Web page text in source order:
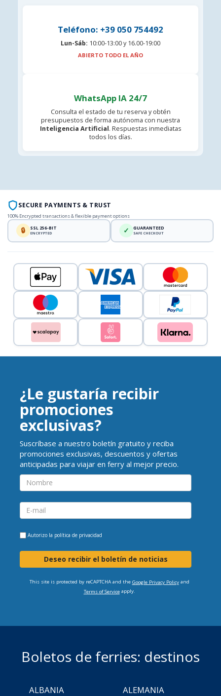
Teléfono: +39 050 754492
Lun-Sáb: 10:00-13:00 y 16.00-19:00
ABIERTO TODO EL AÑO
WhatsApp IA 24/7
Consulta el estado de tu reserva y obtén
presupuestos de forma autónoma con nuestra
Inteligencia Artificial. Respuestas inmediatas
todos los días.
SECURE PAYMENTS & TRUST
100% Encrypted transactions & flexible payment options
🔒 SSL 256-BIT
ENCRYPTED ✓ GUARANTEED
SAFE CHECKOUT
¿Le gustaría recibir
promociones
exclusivas?
Suscríbase a nuestro boletín gratuito y reciba
promociones exclusivas, descuentos y ofertas
anticipadas para viajar en ferry al mejor precio.
Autorizo la política de privacidad
Deseo recibir el boletín de noticias
This site is protected by reCAPTCHA and the Google Privacy Policyand
Terms of Serviceapply.
Boletos de ferries: destinos
ALBANIA
ALEMANIA